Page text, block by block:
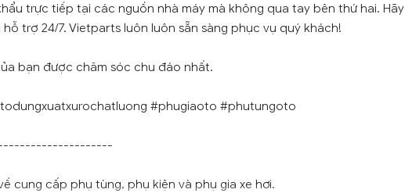
trực tiếp tại các nguồn nhà máy mà không qua tay bên thứ hai. Hãy
trợ 24/7. Vietparts luôn luôn sẵn sàng phục vụ quý khách!
bạn được chăm sóc chu đáo nhất.
#phugiaoto #phutungoto
cung cấp phụ tùng, phụ kiện và phụ gia xe hơi.